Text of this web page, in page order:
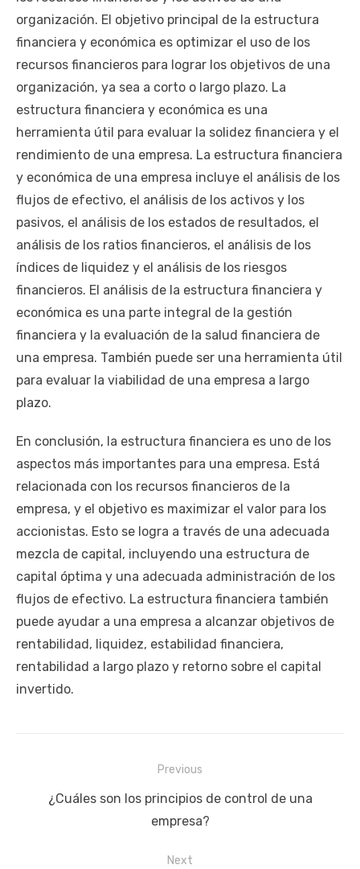
organización. El objetivo principal de la estructura
financiera y económica es optimizar el uso de los
recursos financieros para lograr los objetivos de una
organización, ya sea a corto o largo plazo. La
estructura financiera y económica es una
herramienta útil para evaluar la solidez financiera y el
rendimiento de una empresa. La estructura financiera
y económica de una empresa incluye el análisis de los
flujos de efectivo, el análisis de los activos y los
pasivos, el análisis de los estados de resultados, el
análisis de los ratios financieros, el análisis de los
índices de liquidez y el análisis de los riesgos
financieros. El análisis de la estructura financiera y
económica es una parte integral de la gestión
financiera y la evaluación de la salud financiera de
una empresa. También puede ser una herramienta útil
para evaluar la viabilidad de una empresa a largo
plazo.
En conclusión, la estructura financiera es uno de los
aspectos más importantes para una empresa. Está
relacionada con los recursos financieros de la
empresa, y el objetivo es maximizar el valor para los
accionistas. Esto se logra a través de una adecuada
mezcla de capital, incluyendo una estructura de
capital óptima y una adecuada administración de los
flujos de efectivo. La estructura financiera también
puede ayudar a una empresa a alcanzar objetivos de
rentabilidad, liquidez, estabilidad financiera,
rentabilidad a largo plazo y retorno sobre el capital
invertido.
Previous
Previous
¿Cuáles son los principios de control de una
empresa?
Next